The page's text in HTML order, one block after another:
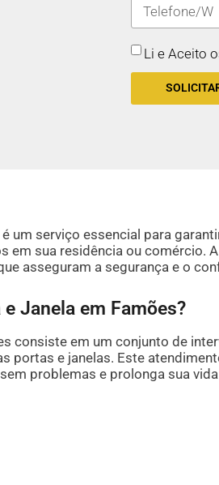
Li e Aceito
um serviço essencial para
sua residência ou comércio.
asseguram a segurança e o
Janela em Famões?
consiste em um conjunto de
portas e janelas. Este
problemas e prolonga sua